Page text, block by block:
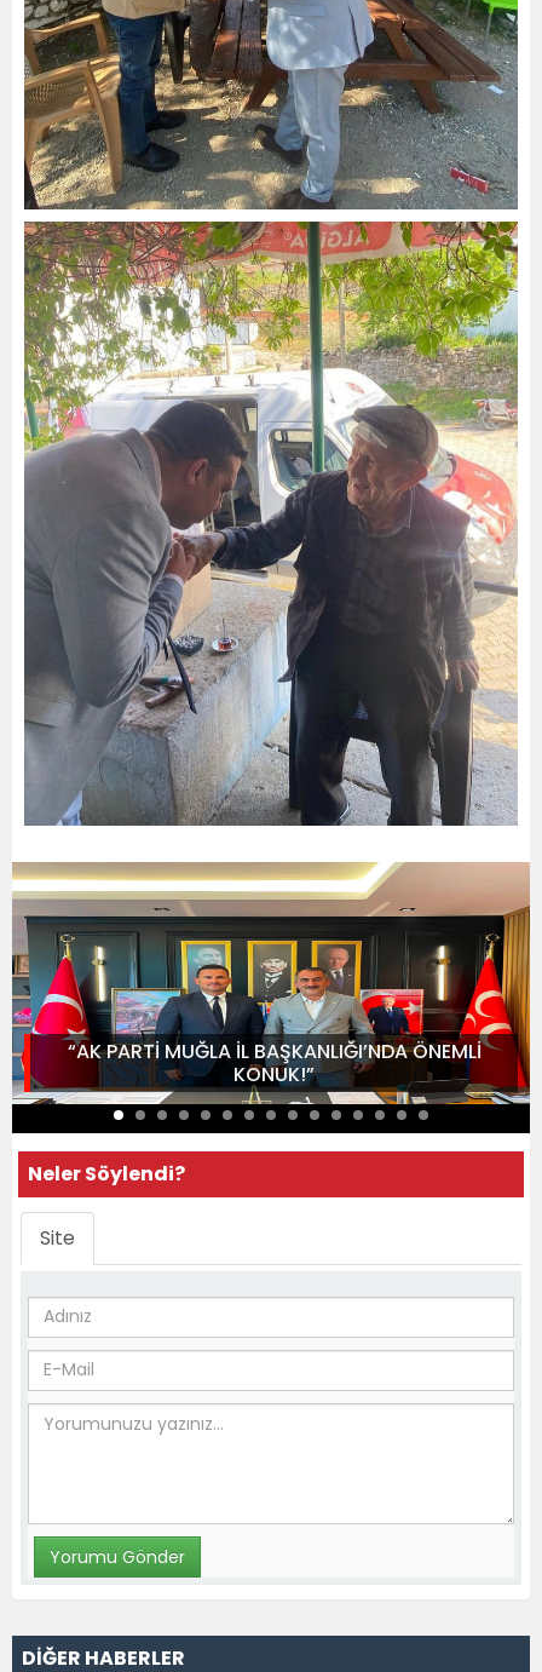
“AK PARTİ MUĞLA İL BAŞKANLIĞI’NDA ÖNEMLİ
KONUK!”
Neler Söylendi?
Site
DİĞER HABERLER